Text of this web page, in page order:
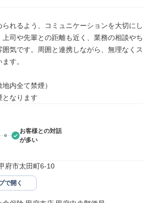
られるよう、コミュニケーションを大切に
司や先輩との距離も近く、業務の相談や
囲気です。周囲と連携しながら、無理なく
す。
内全て禁煙）
なります
お客様との対話
が多い
府市太田町6-10
で開く